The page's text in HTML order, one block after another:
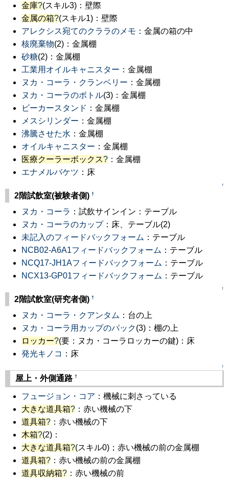
金庫?(スキル3)：壁際
金属の箱?(スキル1)：壁際
アレクシス宛てのクララのメモ ：金属の箱の中
核廃棄物(2)：金属棚
砂糖(2)：金属棚
工業用オイルキャニスター ：金属棚
ヌカ・コーラ・クランベリー ：金属棚
ヌカ・コーラのボトル(3)：金属棚
ビーカースタンド ：金属棚
メスシリンダー ：金属棚
沸騰させた水 ：金属棚
オイルキャニスター ：金属棚
医療クーラーボックス? ：金属棚
エナメルバケツ ：床
↑
2階試飲室(被験者側) †
ヌカ・コーラ ：試飲サインイン：テーブル
ヌカ・コーラのカップ：床、テーブル(2)
未記入のフィードバックフォーム ：テーブル
NCB02-A6A1フィードバックフォーム ：テーブル
NCQ17-JH1Aフィードバックフォーム ：テーブル
NCX13-GP01フィードバックフォーム ：テーブル
↑
2階試飲室(研究者側) †
ヌカ・コーラ・クアンタム ：台の上
ヌカ・コーラ用カップのパック(3)：棚の上
ロッカー?(要：ヌカ・コーラロッカーの鍵)：床
発光キノコ ：床
↑
屋上・外側通路 †
フュージョン・コア ：機械に刺さっている
大きな道具箱? ：赤い機械の下
道具箱? ：赤い機械の下
木箱?(2)：
大きな道具箱?(スキル0)；赤い機械の前の金属棚
道具箱? ：赤い機械の前の金属棚
道具収納箱? ：赤い機械の前